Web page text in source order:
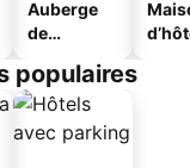
Auberge
de
populaires